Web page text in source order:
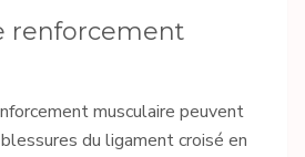
renforcement
musculaire peuvent
du ligament croisé en